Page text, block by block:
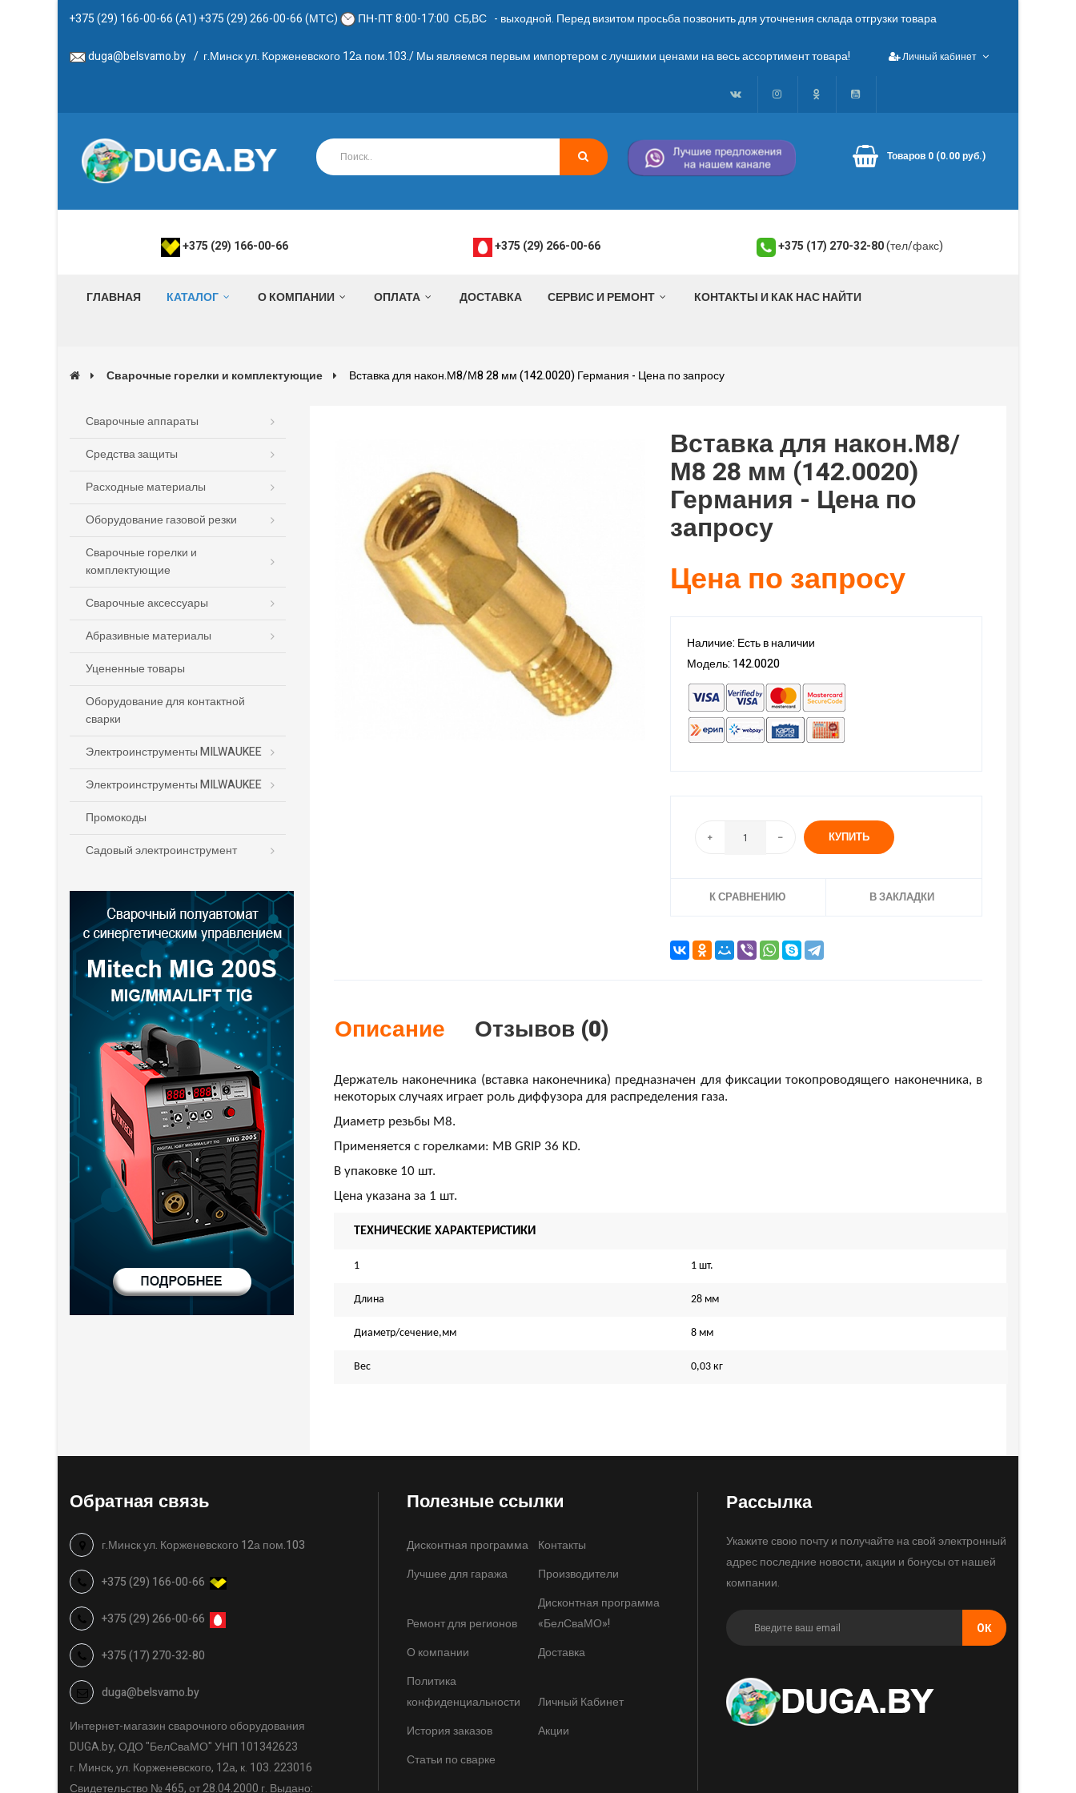
+375 (29) 166-00-66 (А1) +375 (29) 266-00-66 (МТС) ПН-ПТ 8:00-17:00 СБ,ВС - выходной. Перед визитом просьба позвонить для уточнения склада отгрузки товара
duga@belsvamo.by / г.Минск ул. Корженевского 12а пом.103./ Мы являемся первым импортером с лучшими ценами на весь ассортимент товара! Личный кабинет
Товаров 0 (0.00 руб.)
+375 (29) 166-00-66 +375 (29) 266-00-66 +375 (17) 270-32-80(тел/факс)
ГЛАВНАЯ КАТАЛОГ О КОМПАНИИ ОПЛАТА ДОСТАВКА СЕРВИС И РЕМОНТ КОНТАКТЫ И КАК НАС НАЙТИ
Сварочные горелки и комплектующие Вставка для након.М8/М8 28 мм (142.0020) Германия - Цена по запросу
Сварочные аппараты
Средства защиты
Расходные материалы
Оборудование газовой резки
Сварочные горелки и
комплектующие
Сварочные аксессуары
Абразивные материалы
Уцененные товары
Оборудование для контактной
сварки
Электроинструменты MILWAUKEE
Электроинструменты MILWAUKEE
Промокоды
Садовый электроинструмент
Вставка для након.М8/
М8 28 мм (142.0020)
Германия - Цена по
запросу
Цена по запросу
Наличие: Есть в наличии
Модель: 142.0020
КУПИТЬ
К СРАВНЕНИЮ В ЗАКЛАДКИ
Описание Отзывов (0)
Держатель наконечника (вставка наконечника) предназначен для фиксации токопроводящего наконечника, в
некоторых случаях играет роль диффузора для распределения газа.
Диаметр резьбы М8.
Применяется с горелками: MB GRIP 36 KD.
В упаковке 10 шт.
Цена указана за 1 шт.
ТЕХНИЧЕСКИЕ ХАРАКТЕРИСТИКИ
1 1 шт.
Длина 28 мм
Диаметр/сечение,мм 8 мм
Вес 0,03 кг
Обратная связь
г.Минск ул. Корженевского 12а пом.103
+375 (29) 166-00-66
+375 (29) 266-00-66
+375 (17) 270-32-80
duga@belsvamo.by
Интернет-магазин сварочного оборудования
DUGA.by, ОДО "БелСваМО" УНП 101342623
г. Минск, ул. Корженевского, 12а, к. 103. 223016
Свидетельство № 465, от 28.04.2000 г. Выдано:
Полезные ссылки
Дисконтная программа
Контакты
Лучшее для гаража
Производители
Ремонт для регионов
Дисконтная программа
«БелСваМО»!
О компании
Доставка
Политика
конфиденциальности
Личный Кабинет
История заказов
Акции
Статьи по сварке
Рассылка
Укажите свою почту и получайте на свой электронный
адрес последние новости, акции и бонусы от нашей
компании.
OК